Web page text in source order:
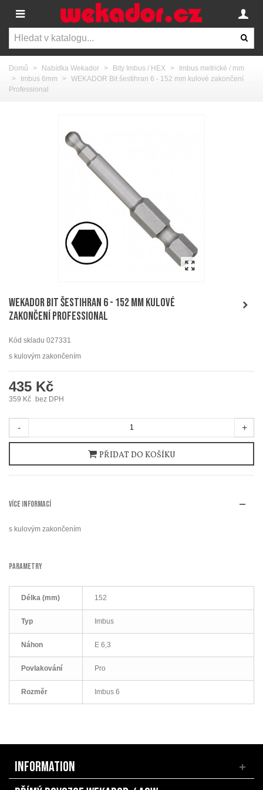
Domů > Nabídka Wekador > Bity Imbus / HEX >
Imbus metrické / mm
>
Imbus 6mm > WEKADOR Bit šestihran 6 - 152 mm kulové zakončení
Professional
WEKADOR Bit šestihran 6 - 152 mm kulové
zakončení Professional
Kód skladu 027331
s kulovým zakončením
435 Kč
359 Kč bez DPH
- +
PŘIDAT DO KOŠÍKU
VÍCE INFORMACÍ
s kulovým zakončením
PARAMETRY
Délka (mm) 152
Typ Imbus
Náhon E 6,3
Povlakování Pro
Rozměr Imbus 6
INFORMATION